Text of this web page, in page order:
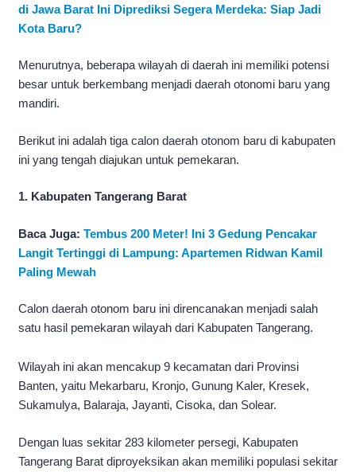
di Jawa Barat Ini Diprediksi Segera Merdeka: Siap Jadi
Kota Baru?
Menurutnya, beberapa wilayah di daerah ini memiliki potensi
besar untuk berkembang menjadi daerah otonomi baru yang
mandiri.
Berikut ini adalah tiga calon daerah otonom baru di kabupaten
ini yang tengah diajukan untuk pemekaran.
1. Kabupaten Tangerang Barat
Baca Juga: Tembus 200 Meter! Ini 3 Gedung Pencakar
Langit Tertinggi di Lampung: Apartemen Ridwan Kamil
Paling Mewah
Calon daerah otonom baru ini direncanakan menjadi salah
satu hasil pemekaran wilayah dari Kabupaten Tangerang.
Wilayah ini akan mencakup 9 kecamatan dari Provinsi
Banten, yaitu Mekarbaru, Kronjo, Gunung Kaler, Kresek,
Sukamulya, Balaraja, Jayanti, Cisoka, dan Solear.
Dengan luas sekitar 283 kilometer persegi, Kabupaten
Tangerang Barat diproyeksikan akan memiliki populasi sekitar